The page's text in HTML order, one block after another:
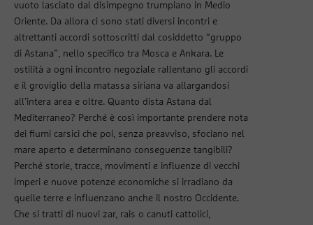
vuoto lasciato dal disimpegno trumpiano in Medio
Oriente. Da allora ci sono stati diversi incontri e
altrettanti accordi sottoscritti dal cosiddetto “gruppo
di Astana”, nello specifico tra Mosca e Ankara. Le
ostilità a ogni incontro negoziale rallentano gli accordi
e il groviglio della matassa siriana va allargandosi
all’intera area e oltre. Quanto dista Astana dal
Mediterraneo? Perché è così importante prendere nota
dei fiumi carsici che poi, senza preavviso, sfociano nel
mare aperto e determinano conseguenze tangibili?
Perché storie, tracce, movimenti e influenze di vecchi
imperi e nuove potenze economiche si irradiano da
quelle terre e influenzano anche il nostro Occidente.
Che si tratti di nuovi zar, rais o canuti cattolici,